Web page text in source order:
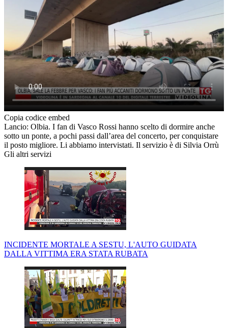
Copia codice embed
Lancio: Olbia. I fan di Vasco Rossi hanno scelto di dormire anche
sotto un ponte, a pochi passi dall’area del concerto, per conquistare
il posto migliore. Li abbiamo intervistati. Il servizio è di Silvia Orrù
Gli altri servizi
INCIDENTE MORTALE A SESTU, L'AUTO GUIDATA
DALLA VITTIMA ERA STATA RUBATA